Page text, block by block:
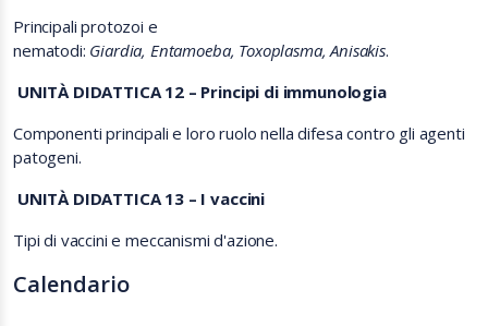
Principali protozoi e
nematodi: Giardia, Entamoeba, Toxoplasma, Anisakis.
UNITÀ DIDATTICA 12 – Principi di immunologia
Componenti principali e loro ruolo nella difesa contro gli agenti
patogeni.
UNITÀ DIDATTICA 13 – I vaccini
Tipi di vaccini e meccanismi d'azione.
Calendario